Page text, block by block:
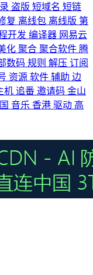
盗版 短域名 短链
复 离线包 离线版 第
开发 编译器 网易云
化 聚合 聚合软件 腾
数码 规则 解压 订阅
资源 软件 辅助 边
机 追番 邀请码 金山
音乐 香港 驱动 高